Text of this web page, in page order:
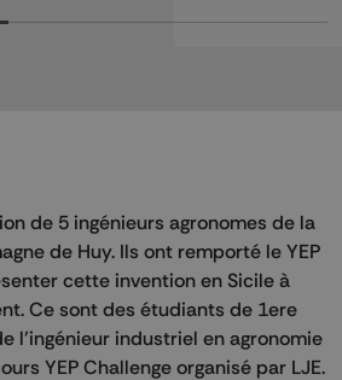
FaceBook
sur LinkedIn
sur Whatsapp
de 5 ingénieurs agronomes de la
de Huy. Ils ont remporté le YEP
cette invention en Sicile à
Ce sont des étudiants de 1ere
l’ingénieur industriel en agronomie
YEP Challenge organisé par LJE.